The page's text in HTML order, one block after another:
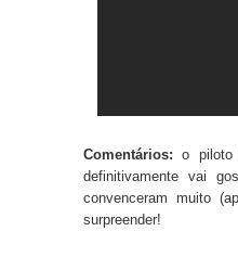
Comentários:o piloto
definitivamente vai
convenceram muito
surpreender!